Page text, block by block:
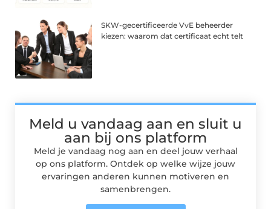
SKW-gecertificeerde VvE beheerder
kiezen: waarom dat certificaat echt telt
Meld u vandaag aan en sluit u
aan bij ons platform
Meld je vandaag nog aan en deel jouw verhaal
op ons platform. Ontdek op welke wijze jouw
ervaringen anderen kunnen motiveren en
samenbrengen.